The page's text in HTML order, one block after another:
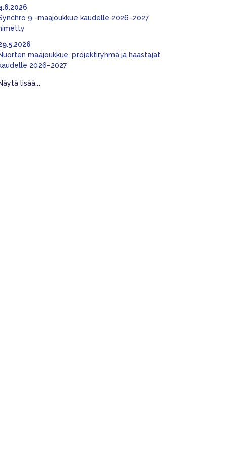
9 -maajoukkue kaudelle 2026–2027
maajoukkue, projektiryhmä ja haastajat
2026–2027
lisää...